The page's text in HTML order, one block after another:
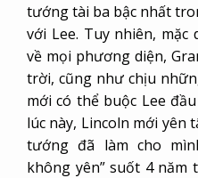
tướng tài ba bậc nhất
với Lee. Tuy nhiên,
về mọi phương diện,
trời, cũng như chịu
mới có thể buộc Lee
lúc này, Lincoln mới yên
tướng đã làm cho
không yên” suốt 4 năm